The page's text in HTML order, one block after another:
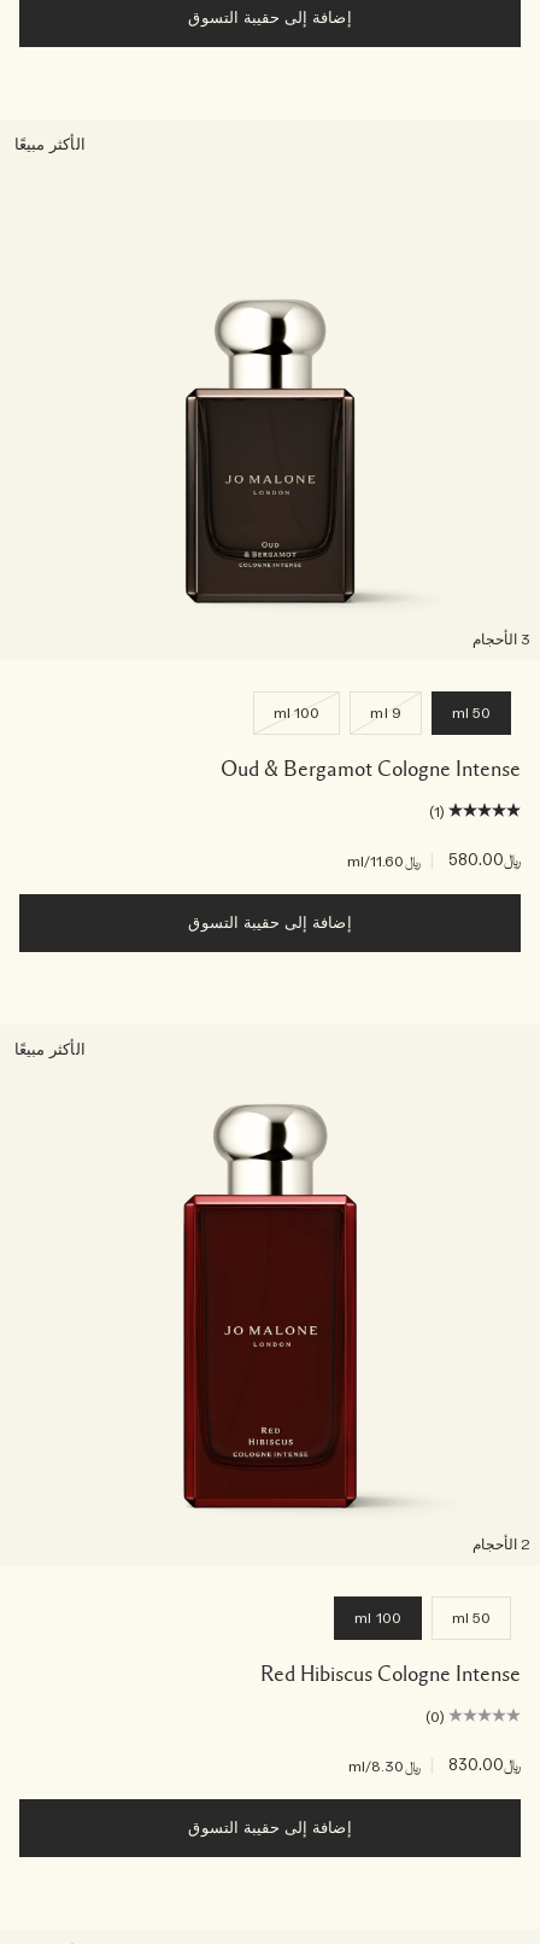
إضافة إلى حقيبة التسوق
الأكثر مبيعًا
50 ml
100 ml
Oud & Bergamot Cologne Intense
(1)
﷼580.00 ﷼11.60 /ml
إضافة إلى حقيبة التسوق
الأكثر مبيعًا
50 ml
100 ml
Red Hibiscus Cologne Intense
(0)
﷼830.00 ﷼8.30 /ml
إضافة إلى حقيبة التسوق